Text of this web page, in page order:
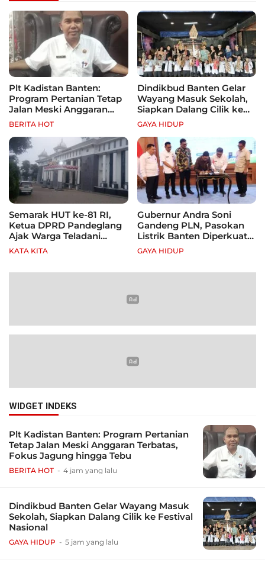
Plt Kadistan Banten:
Program Pertanian Tetap
Jalan Meski Anggaran
Terbatas, Fokus Jagung
BERITA HOT
Dindikbud Banten Gelar
Wayang Masuk Sekolah,
Siapkan Dalang Cilik ke
Festival Nasional
GAYA HIDUP
Semarak HUT ke-81 RI,
Ketua DPRD Pandeglang
Ajak Warga Teladani
Semangat Para Pahlawan
KATA KITA
Gubernur Andra Soni
Gandeng PLN, Pasokan
Listrik Banten Diperkuat
demi Genjot Investasi
GAYA HIDUP
WIDGET INDEKS
Plt Kadistan Banten: Program Pertanian
Tetap Jalan Meski Anggaran Terbatas,
Fokus Jagung hingga Tebu
BERITA HOT 4 jam yang lalu
Dindikbud Banten Gelar Wayang Masuk
Sekolah, Siapkan Dalang Cilik ke Festival
Nasional
GAYA HIDUP 5 jam yang lalu